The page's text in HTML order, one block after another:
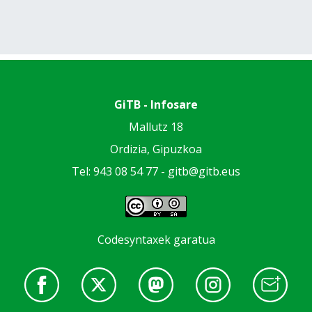
GiTB - Infosare
Mallutz 18
Ordizia, Gipuzkoa
Tel: 943 08 54 77 - gitb@gitb.eus
Codesyntaxek garatua